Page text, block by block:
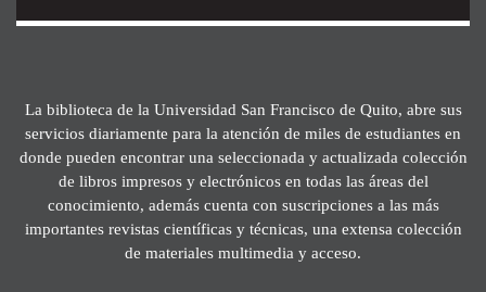
La biblioteca de la Universidad San Francisco de Quito, abre sus
servicios diariamente para la atención de miles de estudiantes en
donde pueden encontrar una seleccionada y actualizada colección
de libros impresos y electrónicos en todas las áreas del
conocimiento, además cuenta con suscripciones a las más
importantes revistas científicas y técnicas, una extensa colección
de materiales multimedia y acceso.